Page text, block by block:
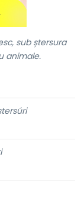
sub ștersura
animale.